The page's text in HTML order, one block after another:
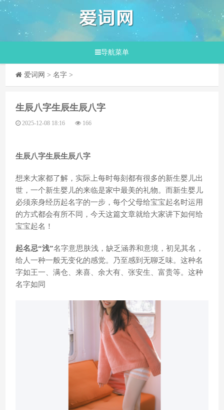
导航菜单
爱词网 >名字 >
​生辰八字生辰生辰八字
2025-12-08 18:16 166
生辰八字生辰生辰八字
想来大家都了解，实际上每时每刻都有很多的新生婴儿出
世，一个新生婴儿的来临是家中最美的礼物。而新生婴儿
必须亲身经历起名字的一步，每个父母给宝宝起名时运用
的方式都会有所不同，今天这篇文章就给大家讲下如何给
宝宝起名！
起名忌“浅”名字意思肤浅，缺乏涵养和意境，初见其名，
给人一种一般无变化的感觉。乃至感到无聊乏味。这种名
字如王一、满仓、来喜、余大有、张安生、富贵等。这种
名字如同